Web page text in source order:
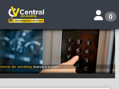
Toggle
0